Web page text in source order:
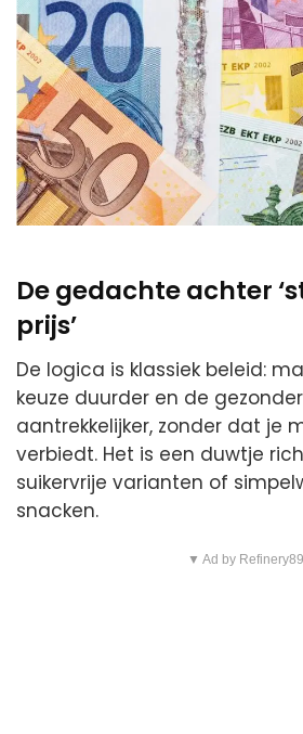
De gedachte achter
prijs’
De logica is klassiek beleid:
keuze duurder en de
aantrekkelijker, zonder dat je
verbiedt. Het is een duwtje
suikervrije varianten of
snacken.
▼ Ad by Refinery89